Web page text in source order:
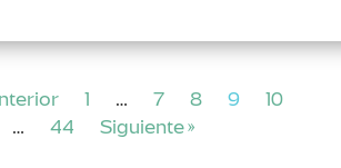
1 … 7 8 9
10
… 44 Siguiente »